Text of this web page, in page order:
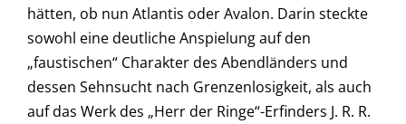
hätten, ob nun Atlantis oder Avalon. Darin steckte
sowohl eine deutliche Anspielung auf den
„faustischen“ Charakter des Abendländers und
dessen Sehnsucht nach Grenzenlosigkeit, als auch
auf das Werk des „Herr der Ringe“-Erfinders J. R. R.